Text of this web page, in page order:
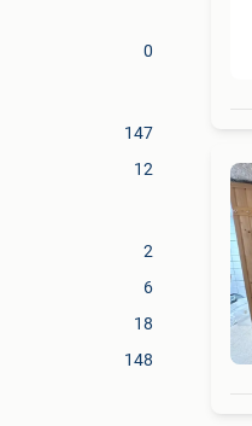
0
147
12
2
6
18
148